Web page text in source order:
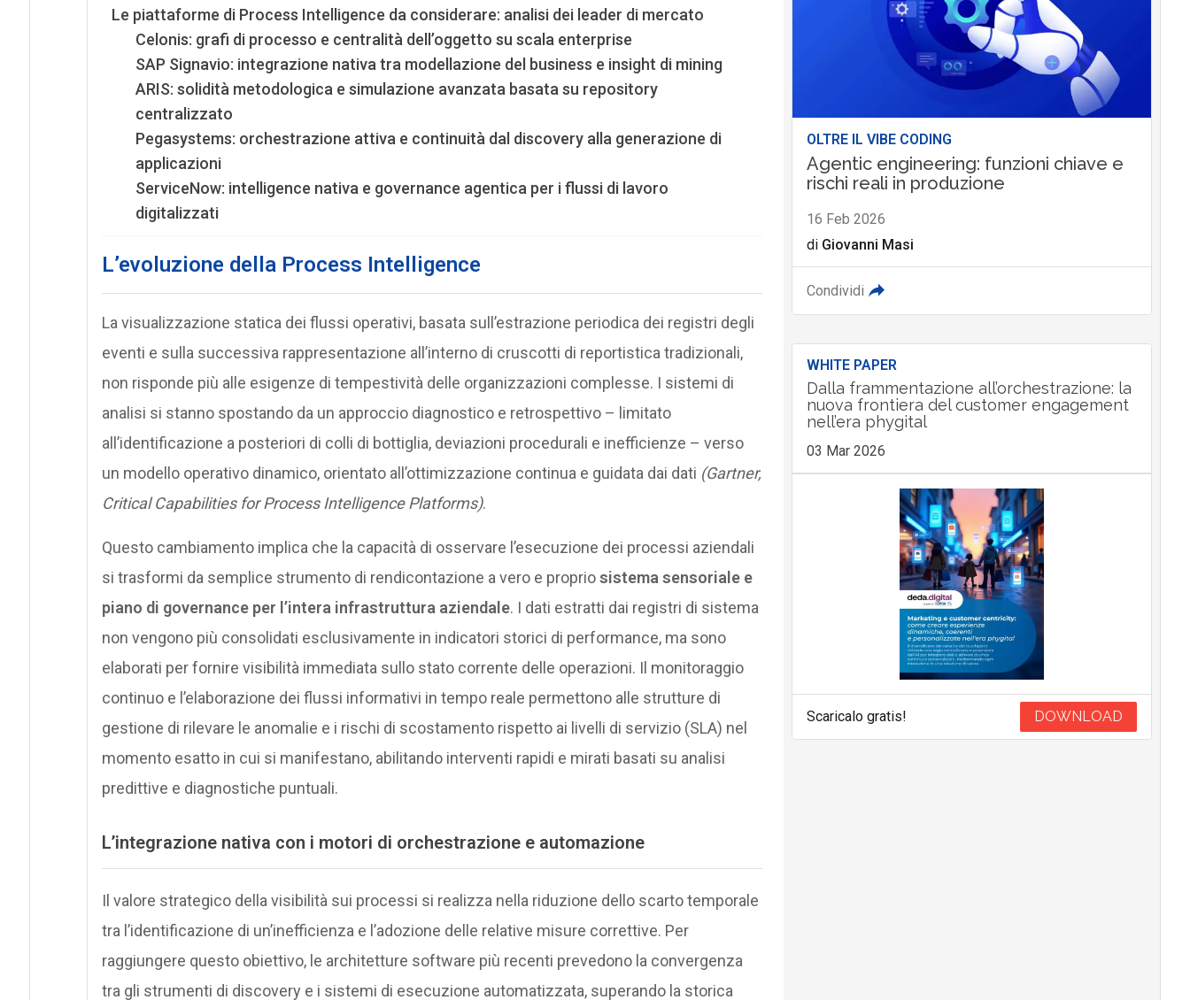
Le piattaforme di Process Intelligence da considerare: analisi dei leader di mercato
Celonis: grafi di processo e centralità dell’oggetto su scala enterprise
SAP Signavio: integrazione nativa tra modellazione del business e insight di mining
ARIS: solidità metodologica e simulazione avanzata basata su repository
centralizzato
Pegasystems: orchestrazione attiva e continuità dal discovery alla generazione di
applicazioni
ServiceNow: intelligence nativa e governance agentica per i flussi di lavoro
digitalizzati
L’evoluzione della Process Intelligence
La visualizzazione statica dei flussi operativi, basata sull’estrazione periodica dei registri degli
eventi e sulla successiva rappresentazione all’interno di cruscotti di reportistica tradizionali,
non risponde più alle esigenze di tempestività delle organizzazioni complesse. I sistemi di
analisi si stanno spostando da un approccio diagnostico e retrospettivo – limitato
all’identificazione a posteriori di colli di bottiglia, deviazioni procedurali e inefficienze – verso
un modello operativo dinamico, orientato all’ottimizzazione continua e guidata dai dati (Gartner,
Critical Capabilities for Process Intelligence Platforms).
Questo cambiamento implica che la capacità di osservare l’esecuzione dei processi aziendali
si trasformi da semplice strumento di rendicontazione a vero e propriosistema sensoriale e
piano di governance per l’intera infrastruttura aziendale. I dati estratti dai registri di sistema
non vengono più consolidati esclusivamente in indicatori storici di performance, ma sono
elaborati per fornire visibilità immediata sullo stato corrente delle operazioni. Il monitoraggio
continuo e l’elaborazione dei flussi informativi in tempo reale permettono alle strutture di
gestione di rilevare le anomalie e i rischi di scostamento rispetto ai livelli di servizio (SLA) nel
momento esatto in cui si manifestano, abilitando interventi rapidi e mirati basati su analisi
predittive e diagnostiche puntuali.
L’integrazione nativa con i motori di orchestrazione e automazione
Il valore strategico della visibilità sui processi si realizza nella riduzione dello scarto temporale
tra l’identificazione di un’inefficienza e l’adozione delle relative misure correttive. Per
raggiungere questo obiettivo, le architetture software più recenti prevedono la convergenza
tra gli strumenti di discovery e i sistemi di esecuzione automatizzata, superando la storica
OLTRE IL VIBE CODING
Agentic engineering: funzioni chiave e
rischi reali in produzione
16 Feb 2026
di Giovanni Masi
Condividi
WHITE PAPER
Dalla frammentazione all’orchestrazione: la
nuova frontiera del customer engagement
nell’era phygital
03 Mar 2026
Scaricalo gratis! DOWNLOAD